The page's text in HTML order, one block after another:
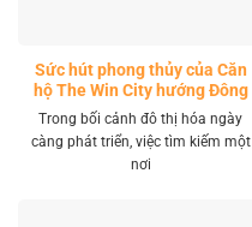
Sức hút phong thủy của Căn
hộ The Win City hướng Đông
Nam
Trong bối cảnh đô thị hóa ngày
càng phát triển, việc tìm kiếm một
nơi